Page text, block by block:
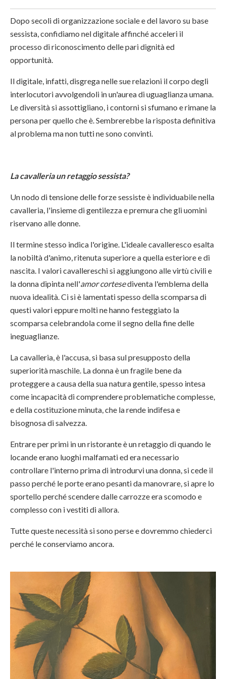
Dopo secoli di organizzazione sociale e del lavoro su base
sessista, confidiamo nel digitale affinché acceleri il
processo di riconoscimento delle pari dignità ed
opportunità.
Il digitale, infatti, disgrega nelle sue relazioni il corpo degli
interlocutori avvolgendoli in un'aurea di uguaglianza umana.
Le diversità si assottigliano, i contorni si sfumano e rimane la
persona per quello che è. Sembrerebbe la risposta definitiva
al problema ma non tutti ne sono convinti.
La cavalleria un retaggio sessista?
Un nodo di tensione delle forze sessiste è individuabile nella
cavalleria, l'insieme di gentilezza e premura che gli uomini
riservano alle donne.
Il termine stesso indica l'origine. L'ideale cavalleresco esalta
la nobiltà d'animo, ritenuta superiore a quella esteriore e di
nascita. I valori cavallereschi si aggiungono alle virtù civili e
la donna dipinta nell'amor cortesediventa l'emblema della
nuova idealità. Ci si è lamentati spesso della scomparsa di
questi valori eppure molti ne hanno festeggiato la
scomparsa celebrandola come il segno della fine delle
ineguaglianze.
La cavalleria, è l'accusa, si basa sul presupposto della
superiorità maschile. La donna è un fragile bene da
proteggere a causa della sua natura gentile, spesso intesa
come incapacità di comprendere problematiche complesse,
e della costituzione minuta, che la rende indifesa e
bisognosa di salvezza.
Entrare per primi in un ristorante è un retaggio di quando le
locande erano luoghi malfamati ed era necessario
controllare l'interno prima di introdurvi una donna, si cede il
passo perché le porte erano pesanti da manovrare, si apre lo
sportello perché scendere dalle carrozze era scomodo e
complesso con i vestiti di allora.
Tutte queste necessità si sono perse e dovremmo chiederci
perché le conserviamo ancora.